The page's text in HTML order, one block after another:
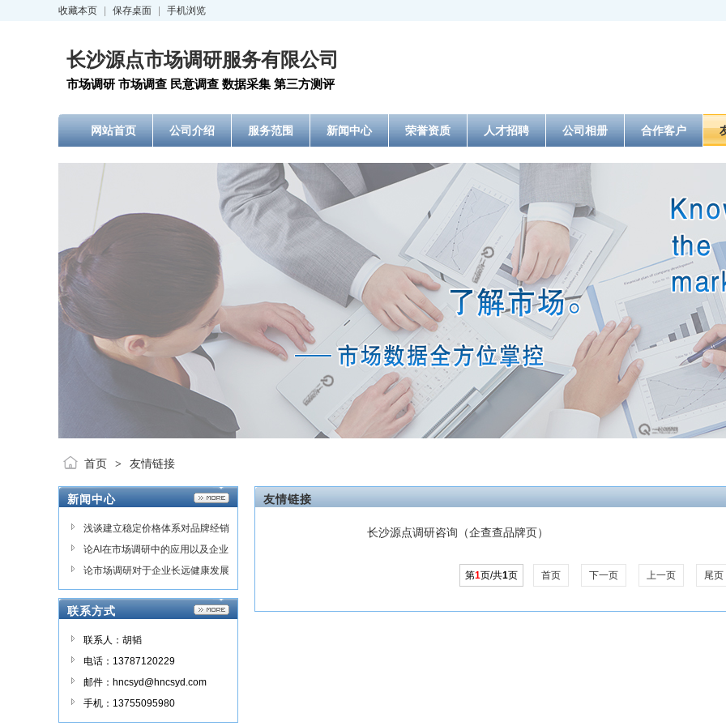
收藏本页 保存桌面 手机浏览
长沙源点市场调研服务有限公司
市场调研 市场调查 民意调查 数据采集 第三方测评
网站首页 公司介绍 服务范围 新闻中心 荣誉资质 人才招聘 公司相册 合作客户
首页 > 友情链接
新闻中心
浅谈建立稳定价格体系对品牌经销
商的影响 以及市场价格监测与检
测调查的意义
论AI在市场调研中的应用以及企业
如何选择调研机构合作
论市场调研对于企业长远健康发展
的重要性
联系方式
联系人：胡韬
电话：13787120229
邮件：hncsyd@hncsyd.com
手机：13755095980
友情链接
长沙源点调研咨询（企查查品牌页）
第1页/共1页 首页 下一页 上一页 尾页